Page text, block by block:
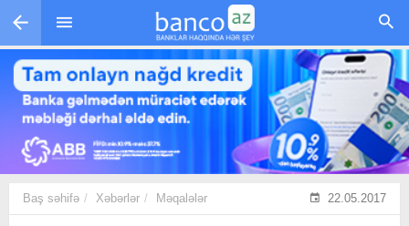
Skip to main content
Baş səhifə Xəbərlər Məqalələr 22.05.2017